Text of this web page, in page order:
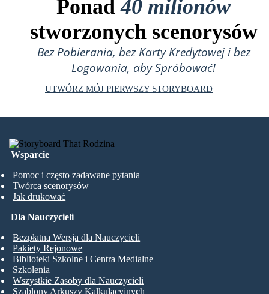
Ponad40 milionów
stworzonych scenorysów
Bez Pobierania, bez Karty Kredytowej i bez
Logowania, aby Spróbować!
UTWÓRZ MÓJ PIERWSZY STORYBOARD
Wsparcie
Pomoc i często zadawane pytania
Twórca scenorysów
Jak drukować
Dla Nauczycieli
Bezpłatna Wersja dla Nauczycieli
Pakiety Rejonowe
Biblioteki Szkolne i Centra Medialne
Szkolenia
Wszystkie Zasoby dla Nauczycieli
Szablony Arkuszy Kalkulacyjnych